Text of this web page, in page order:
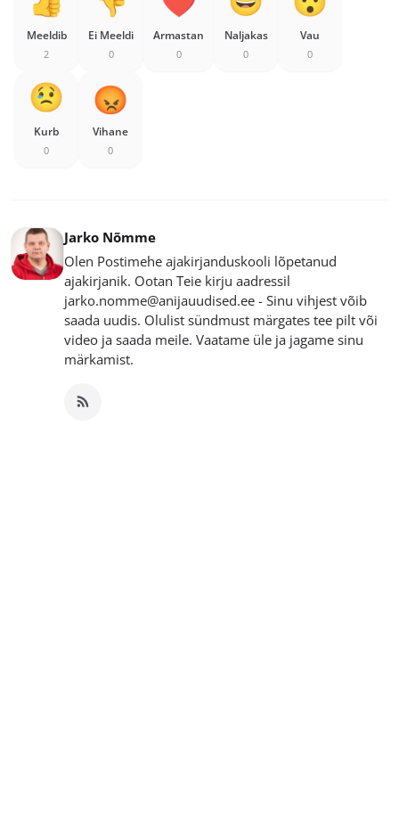
Meeldib
2
Ei Meeldi
0
Armastan
0
Naljakas
0
Vau
0
Kurb
0
Vihane
0
Jarko Nõmme
Olen Postimehe ajakirjanduskooli lõpetanud
ajakirjanik. Ootan Teie kirju aadressil
jarko.nomme@anijauudised.ee - Sinu vihjest võib
saada uudis. Olulist sündmust märgates tee pilt või
video ja saada meile. Vaatame üle ja jagame sinu
märkamist.